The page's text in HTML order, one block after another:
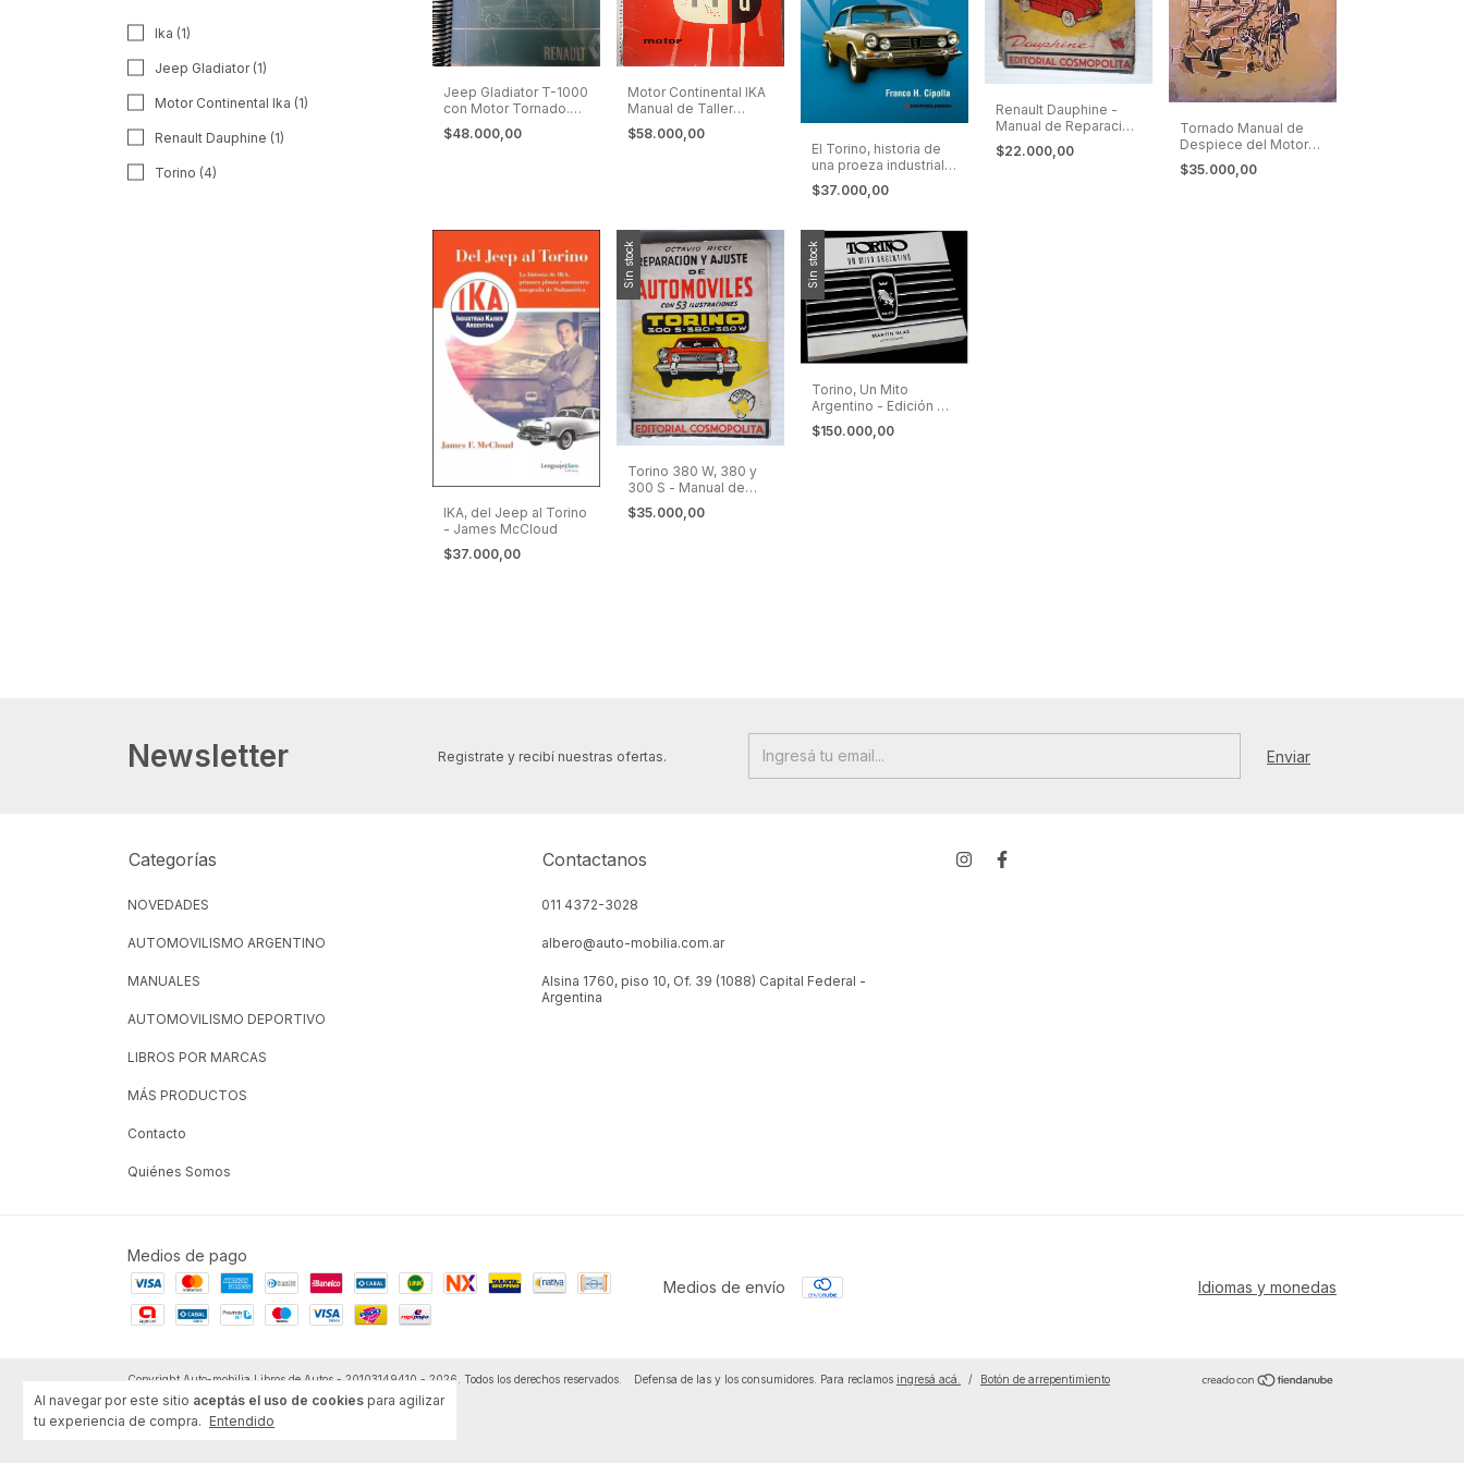
Al navegar por este sitio aceptás el uso de cookies para agilizar
tu experiencia de compra. Entendido
Ika (1)
Jeep Gladiator (1)
Motor Continental Ika (1)
Renault Dauphine (1)
Torino (4)
Jeep Gladiator T-1000
con Motor Tornado.
Manual de
Reparaciones.
$48.000,00
Motor Continental IKA
Manual de Taller
Rambler, Estanciera,
Jeep
$58.000,00
El Torino, historia de
una proeza industrial,
tecnológica y
deportiva. 5a edición
$37.000,00
Renault Dauphine -
Manual de Reparación
y Ajuste
$22.000,00
Tornado Manual de
Despiece del Motor
de Torino, Rambler,
Estanciera, IKA.
$35.000,00
IKA, del Jeep al Torino
- James McCloud
$37.000,00
Sin stock
Torino 380 W, 380 y
300 S - Manual de
Reparación y Ajuste
$35.000,00
Sin stock
Torino, Un Mito
Argentino - Edición De
Lujo !!
$150.000,00
Newsletter Registrate y recibí nuestras ofertas.
Categorías
NOVEDADES
AUTOMOVILISMO ARGENTINO
MANUALES
AUTOMOVILISMO DEPORTIVO
LIBROS POR MARCAS
MÁS PRODUCTOS
Contacto
Quiénes Somos
Contactanos
011 4372-3028
albero@auto-mobilia.com.ar
Alsina 1760, piso 10, Of. 39 (1088) Capital Federal -
Argentina
Medios de pago
Medios de envío
Idiomas y monedas
Copyright Auto-mobilia Libros de Autos - 20103149410 - 2026. Todos los derechos reservados. Defensa de las y los consumidores. Para reclamos ingresá acá. / Botón de arrepentimiento